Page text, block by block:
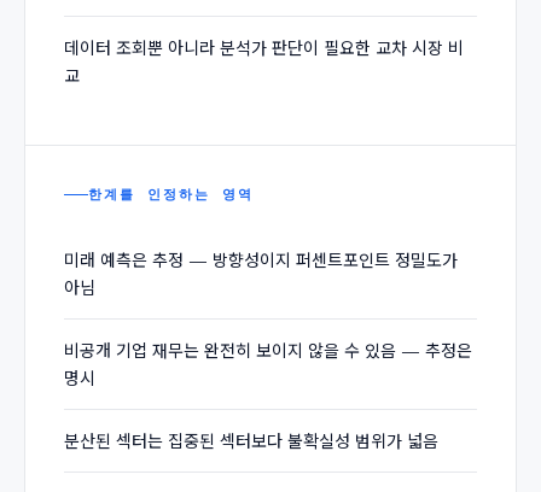
데이터 조회뿐 아니라 분석가 판단이 필요한 교차 시장 비
교
한계를 인정하는 영역
미래 예측은 추정 — 방향성이지 퍼센트포인트 정밀도가
아님
비공개 기업 재무는 완전히 보이지 않을 수 있음 — 추정은
명시
분산된 섹터는 집중된 섹터보다 불확실성 범위가 넓음